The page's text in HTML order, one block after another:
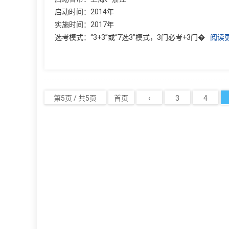
启动时间：2014年
实施时间：2017年
选考模式：“3+3”或“7选3”模式，3门必考+3门�
阅读
第5页 / 共5页 首页 ‹ 3 4